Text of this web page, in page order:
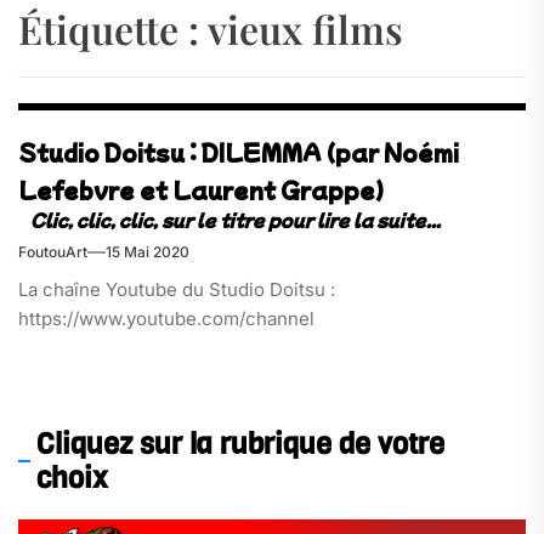
Étiquette : vieux films
Studio Doitsu : DILEMMA (par Noémi
Lefebvre et Laurent Grappe)
FoutouArt 15 Mai 2020
La chaîne Youtube du Studio Doitsu :
https://www.youtube.com/channel
Cliquez sur la rubrique de votre
choix